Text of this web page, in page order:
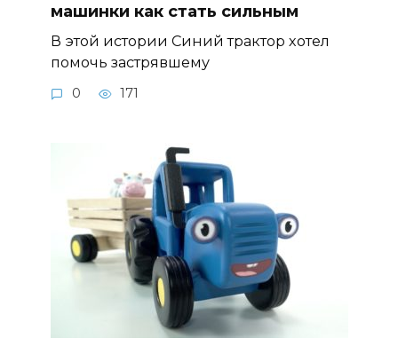
машинки как стать сильным
В этой истории Синий трактор хотел
помочь застрявшему
0 171